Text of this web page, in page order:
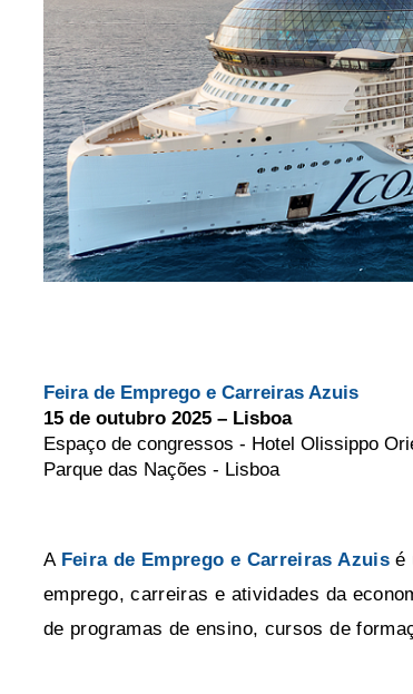
Feira de Emprego e Carreiras Azuis
15 de outubro 2025 – Lisboa
Espaço de congressos - Hotel Olissippo
Parque das Nações - Lisboa
A Feira de Emprego e Carreiras Azuisé
emprego, carreiras e atividades da
de programas de ensino, cursos de